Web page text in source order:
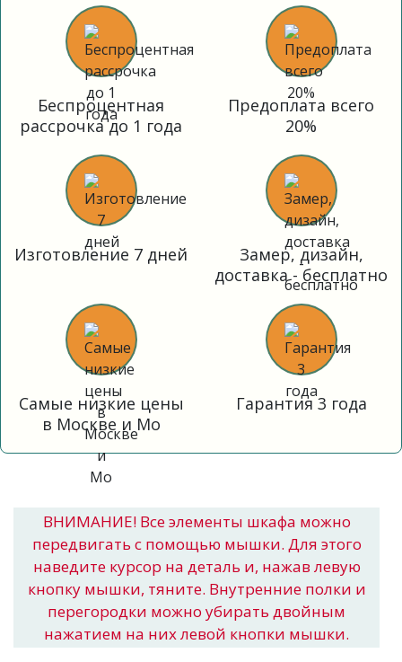
Беспроцентная
рассрочка до 1 года
Предоплата всего
20%
Изготовление 7 дней
Замер, дизайн,
доставка - бесплатно
Самые низкие цены
в Москве и Мо
Гарантия 3 года
ВНИМАНИЕ! Все элементы шкафа можно
передвигать с помощью мышки. Для этого
наведите курсор на деталь и, нажав левую
кнопку мышки, тяните. Внутренние полки и
перегородки можно убирать двойным
нажатием на них левой кнопки мышки.